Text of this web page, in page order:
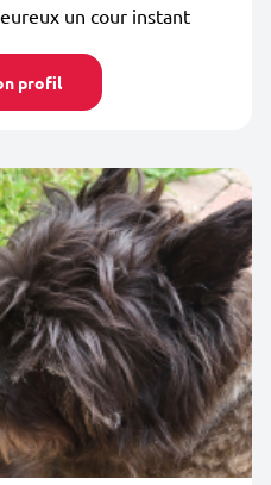
un cour instant
profil